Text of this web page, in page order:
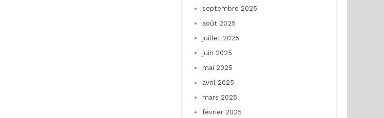
septembre 2025
août 2025
juillet 2025
juin 2025
mai 2025
avril 2025
mars 2025
février 2025